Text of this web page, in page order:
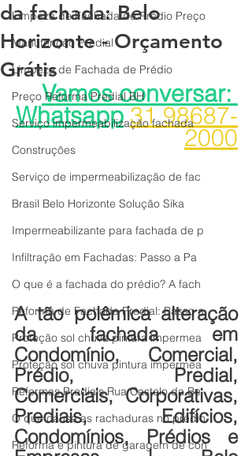
Limpeza de Fachada de Prédio Preço
Manutenção Predial
Limpeza de Fachada de Prédio
Preço Reforma Predial BH
Serviço impermeabilização fachada
Construções
Serviço de impermeabilização de fac
Brasil Belo Horizonte Solução Sika
Impermeabilizante para fachada de p
Infiltração em Fachadas: Passo a Pa
O que é a fachada do prédio? A fach
Reforma de Fachada Predial: Passo a
Proteção sol chuva pintura impermea
Proteção sol chuva pintura impermea
Reformas Prediais Rua Castelo da Be
O que causa as rachaduras no prédio
Reforma e pintura de garagem de con
da fachada: Belo
Horizonte - Orçamento
Grátis
Vamos conversar:
Whatsapp 31 98687-
2000
A tão polêmica alteração
da fachada em
Condomínio, Comercial,
Prédio, Predial,
Comerciais, Corporativas,
Prediais, Edifícios,
Condomínios, Prédios e